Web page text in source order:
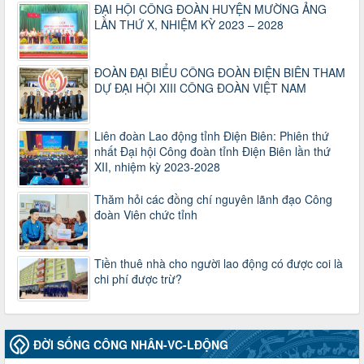
47-TTCĐ/BTGTU
Thông tin chuyên đề: Một số nôi dung về sắp xếp tổ chức bộ
máy của hệ thống chính trị tinh gọn, hoạt động hiệu lực, hiệu
quả
Thời gian đăng: 25/12/2024
lượt xem: 1225 | lượt tải:339
37/HD-TLĐ
Hướng dẫn Công đoàn với việc tổ chức và hoạt động của
Ban Thanh tra Nhân dân
Thời gian đăng: 27/12/2024
lượt xem: 4949 | lượt tải:1352
35/HD-TLĐ
Hướng dẫn thực hiện một số nội dung chi liên quan đến
công tác kiểm tra, giám sát tại Công đoàn cơ sở
Thời gian đăng: 27/12/2024
lượt xem: 2075 | lượt tải:507
50/2024/QH/15
Luật Công đoàn 2024
Thời gian đăng: 25/12/2024
lượt xem: 4226 | lượt tải:321
ĐẠI HỘI CÔNG ĐOÀN HUYỆN MƯỜNG ẢNG
LẦN THỨ X, NHIỆM KỲ 2023 – 2028
ĐOÀN ĐẠI BIỂU CÔNG ĐOÀN ĐIỆN BIÊN THAM
DỰ ĐẠI HỘI XIII CÔNG ĐOÀN VIỆT NAM
Liên đoàn Lao động tỉnh Điện Biên: Phiên thứ
nhất Đại hội Công đoàn tỉnh Điện Biên lần thứ
XII, nhiệm kỳ 2023-2028
Thăm hỏi các đồng chí nguyên lãnh đạo Công
đoàn Viên chức tỉnh
Tiền thuê nhà cho người lao động có được coi là
chi phí được trừ?
ĐỜI SỐNG CÔNG NHÂN-VC-LĐỘNG